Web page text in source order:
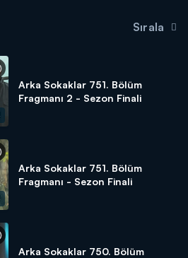
Sırala
Arka Sokaklar 751. Bölüm
Fragmanı 2 - Sezon Finali
Arka Sokaklar 751. Bölüm
Fragmanı - Sezon Finali
Arka Sokaklar 750. Bölüm